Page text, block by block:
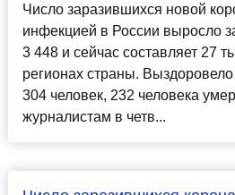
Число заразившихся новой
инфекцией в России выросло
3 448 и сейчас составляет 27
регионах страны.
304 человек, 232 человека
журналистам в четв...